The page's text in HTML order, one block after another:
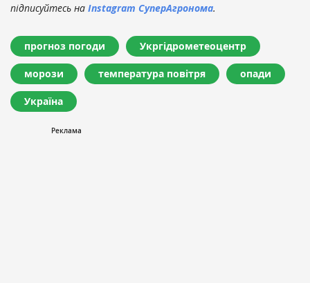
підписуйтесь на Instagram СуперАгронома.
прогноз погоди Укргідрометеоцентр
морози температура повітря опади
Україна